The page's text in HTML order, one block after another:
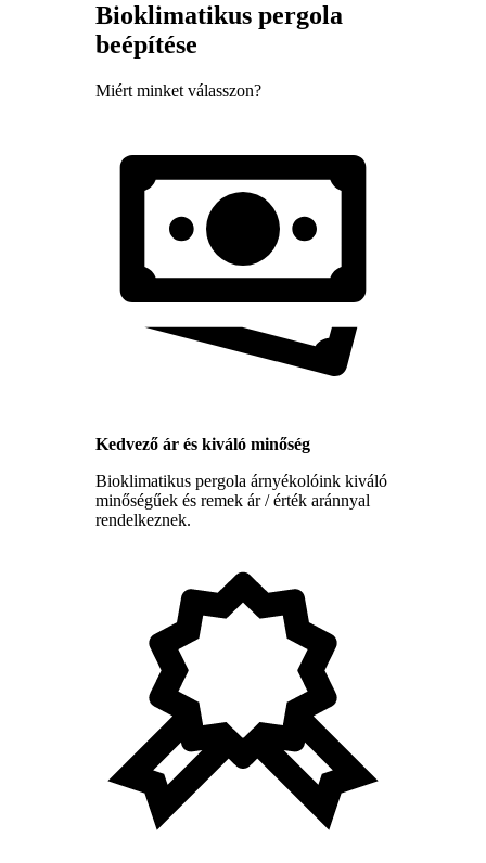
Bioklimatikus pergola
beépítése
Miért minket válasszon?
Kedvező ár és kiváló minőség
Bioklimatikus pergola árnyékolóink kiváló
minőségűek és remek ár / érték aránnyal
rendelkeznek.